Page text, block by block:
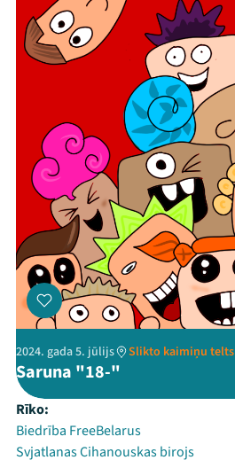
2024. gada 5. jūlijs Slikto kaimiņu telts
Saruna "18-"
Rīko:
Biedrība FreeBelarus
Svjatlanas Cihanouskas birojs